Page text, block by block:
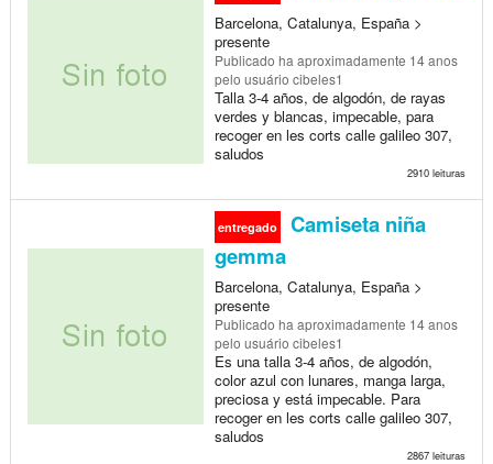
Barcelona, Catalunya, España >
presente
Publicado ha aproximadamente 14 anos
pelo usuário cibeles1
Talla 3-4 años, de algodón, de rayas
verdes y blancas, impecable, para
recoger en les corts calle galileo 307,
saludos
2910 leituras
entregado
Camiseta niña
gemma
Barcelona, Catalunya, España >
presente
Publicado ha aproximadamente 14 anos
pelo usuário cibeles1
Es una talla 3-4 años, de algodón,
color azul con lunares, manga larga,
preciosa y está impecable. Para
recoger en les corts calle galileo 307,
saludos
2867 leituras